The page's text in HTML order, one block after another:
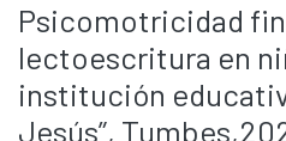
Psicomotricidad
lectoescritura en
institución
Jesús”,